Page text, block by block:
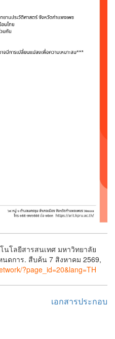
นโลยีสารสนเทศ มหาวิทยาลัย
ดการ. สืบค้น 7 สิงหาคม 2569,
?page_id=20&lang=TH
เอกสารประกอบ